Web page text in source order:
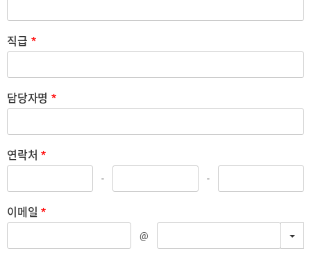
직급 *
담당자명 *
연락처 *
- -
이메일 *
@